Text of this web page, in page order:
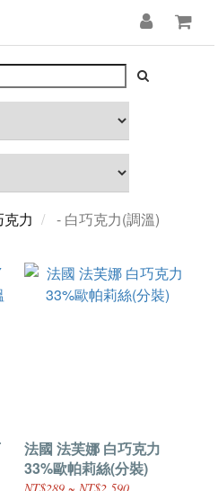
力 - 白巧克力(調溫)
法國 法芙娜 白巧克力
33%歐帕莉絲(分裝)